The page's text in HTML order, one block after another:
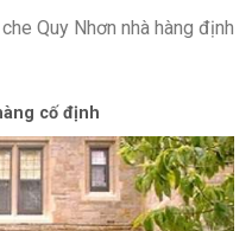
Quy Nhơn nhà hàng định
cố định